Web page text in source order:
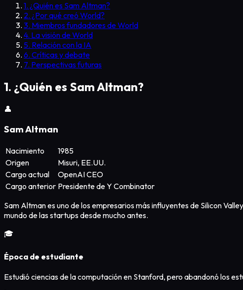
1. ¿Quién es Sam Altman?
2. ¿Por qué creó World?
3. Miembros fundadores de World
4. La visión de World
5. Relación con la IA
6. Críticas y debate
7. Perspectivas futuras
1. ¿Quién es Sam Altman?
👤
Sam Altman
Nacimiento
1985
Origen
Misuri, EE.UU.
Cargo actual
OpenAI CEO
Cargo anterior Presidente de Y Combinator
Sam Altman es uno de los empresarios más influyentes de Silicon
mundo de las startups desde mucho antes.
🎓
Época de estudiante
Estudió ciencias de la computación en Stanford, pero abandonó los